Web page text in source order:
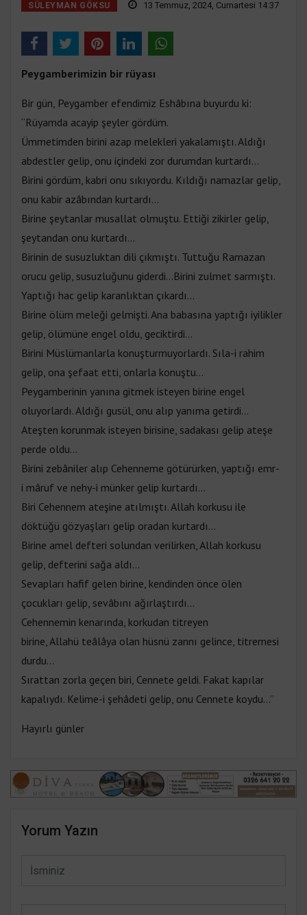
SÜLEYMAN GÖKSU 13 Temmuz, 2024, Cumartesi 14:37
Peygamberimizin bir rüyası
Bir gün, Peygamber efendimiz Eshâbına buyurdu ki:
“Rüyamda acayip şeyler gördüm.
Ümmetimden birini azap melekleri yakalamıştı. Aldığı
abdestler gelip, onu içindeki zor durumdan kurtardı...
Birini gördüm, kabri onu sıkıyordu. Kıldığı namazlar gelip,
onu kabir azâbından kurtardı...
Birine şeytanlar musallat olmuştu. Ettiği zikirler gelip,
şeytandan onu kurtardı...
Birinin de susuzluktan dili çıkmıştı. Tuttuğu Ramazan
orucu gelip, susuzluğunu giderdi...Birini zulmet sarmıştı.
Yaptığı hac gelip karanlıktan çıkardı...
Birine ölüm meleği gelmişti. Ana babasına yaptığı iyilikler
gelip, ölümüne engel oldu, geciktirdi...
Birini Müslümanlarla konuşturmuyorlardı. Sıla-i rahim
gelip, ona şefaat etti, onlarla konuştu...
Peygamberinin yanına gitmek isteyen birine engel
oluyorlardı. Aldığı gusül, onu alıp yanıma getirdi...
Ateşten korunmak isteyen birisine, sadakası gelip ateşe
perde oldu...
Birini zebâniler alıp Cehenneme götürürken, yaptığı emr-
i mâruf ve nehy-i münker gelip kurtardı...
Biri Cehennem ateşine atılmıştı. Allah korkusu ile
döktüğü gözyaşları gelip oradan kurtardı...
Birine amel defteri solundan verilirken, Allah korkusu
gelip, defterini sağa aldı...
Sevapları hafif gelen birine, kendinden önce ölen
çocukları gelip, sevâbını ağırlaştırdı...
Cehennemin kenarında, korkudan titreyen
birine, Allahü teâlâya olan hüsnü zannı gelince, titremesi
durdu...
Sırattan zorla geçen biri, Cennete geldi. Fakat kapılar
kapalıydı. Kelime-i şehâdeti gelip, onu Cennete koydu...”
Hayırlı günler
Yorum Yazın